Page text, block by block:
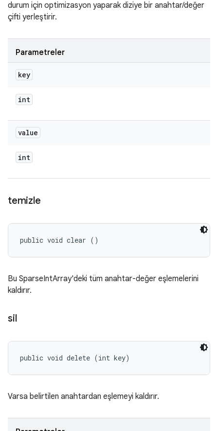
durum için optimizasyon yaparak diziye bir anahtar/değer
çifti yerleştirir.
Parametreler
key
int
value
int
temizle
public void clear ()
Bu SparseIntArray'deki tüm anahtar-değer eşlemelerini
kaldırır.
sil
public void delete (int key)
Varsa belirtilen anahtardan eşlemeyi kaldırır.